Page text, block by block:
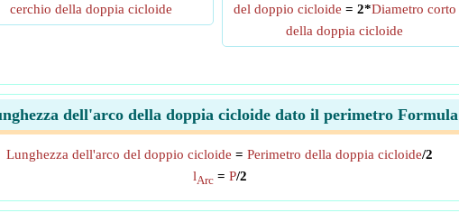
cerchio della doppia cicloide
del doppio cicloide = 2*Diametro corto
della doppia cicloide
dell'arco della doppia cicloide dato il perimetro Formula
Lunghezza dell'arco del doppio cicloide = Perimetro della doppia cicloide/2
lArc = P/2